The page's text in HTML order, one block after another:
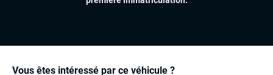
Vous êtes intéressé par ce véhicule ?
Feux automatiques